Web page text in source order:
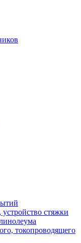
стяжки
токопроводящего